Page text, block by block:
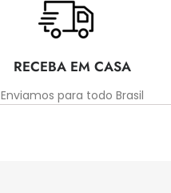
RECEBA EM CASA
Enviamos para todo Brasil